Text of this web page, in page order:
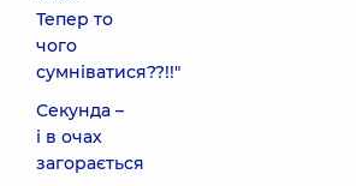
Тепер то
чого
сумніватися??!!"
Секунда –
і в очах
загорається